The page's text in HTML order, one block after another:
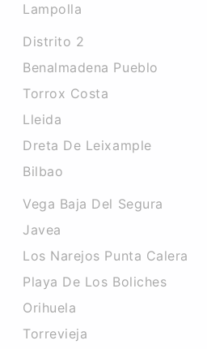
Lampolla
Distrito 2
Benalmadena Pueblo
Torrox Costa
Lleida
Dreta De Leixample
Bilbao
Vega Baja Del Segura
Javea
Los Narejos Punta Calera
Playa De Los Boliches
Orihuela
Torrevieja